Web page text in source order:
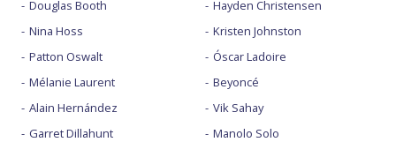
Douglas Booth
Nina Hoss
Patton Oswalt
Mélanie Laurent
Alain Hernández
Garret Dillahunt
Hayden Christensen
Kristen Johnston
Óscar Ladoire
Beyoncé
Vik Sahay
Manolo Solo